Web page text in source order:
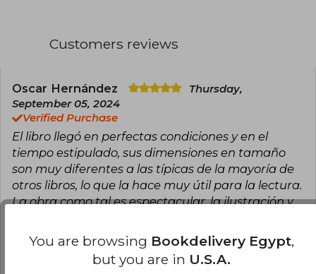
Carrera y estilo
Customers reviews
Oscar Hernández
Thursday,
September 05, 2024
Verified Purchase
El libro llegó en perfectas condiciones y en el
tiempo estipulado, sus dimensiones en tamaño
son muy diferentes a las típicas de la mayoría de
otros libros, lo que la hace muy útil para la lectura.
La obra como tal es espectacular, la ilustración y
historia de la protagonista. La tapa en acetato
con la transparencia que cubre el libro es muy
bonita, lo que crea ese efecto de media mascara
You are browsing Bookdelivery Egypt,
but you are in U.S.A.